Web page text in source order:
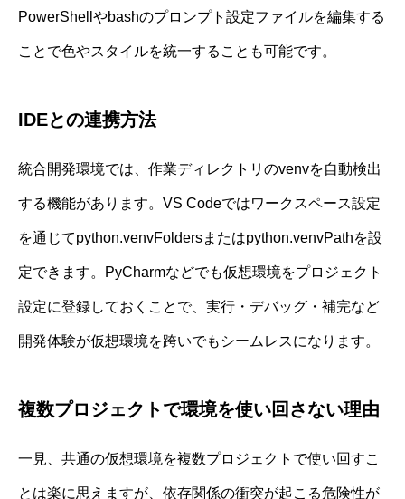
PowerShellやbashのプロンプト設定ファイルを編集する
ことで色やスタイルを統一することも可能です。
IDEとの連携方法
統合開発環境では、作業ディレクトリのvenvを自動検出
する機能があります。VS Codeではワークスペース設定
を通じてpython.venvFoldersまたはpython.venvPathを設
定できます。PyCharmなどでも仮想環境をプロジェクト
設定に登録しておくことで、実行・デバッグ・補完など
開発体験が仮想環境を跨いでもシームレスになります。
複数プロジェクトで環境を使い回さない理由
一見、共通の仮想環境を複数プロジェクトで使い回すこ
とは楽に思えますが、依存関係の衝突が起こる危険性が